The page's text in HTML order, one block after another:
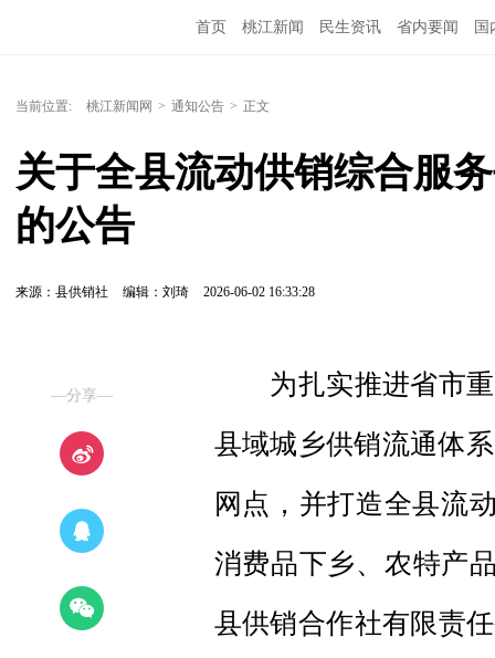
首页 桃江新闻 民生资讯 省内要闻 国
当前位置: 桃江新闻网 > 通知公告 > 正文
关于全县流动供销综合服
的公告
来源：县供销社 编辑：刘琦 2026-06-02 16:33:28
—分享—
为扎实推进省市重
县域城乡供销流通体
网点，并打造全县流
消费品下乡、农特产
县供销合作社有限责